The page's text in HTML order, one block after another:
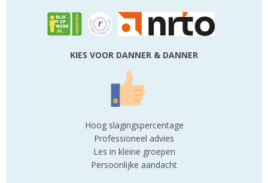
KIES VOOR DANNER & DANNER
Hoog slagingspercentage
Professioneel advies
Les in kleine groepen
Persoonlijke aandacht